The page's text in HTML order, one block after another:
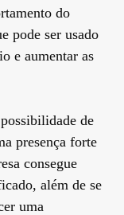
do
pode ser usado
e aumentar as
de
presença forte
consegue
além de se
uma